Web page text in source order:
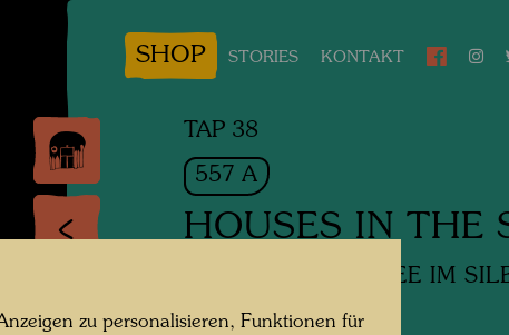
SHOP STORIES KONTAKT
TAP 38
557 A
HOUSES IN THE
HÄUSER IM SCHNEE IM
zu personalisieren, Funktionen für